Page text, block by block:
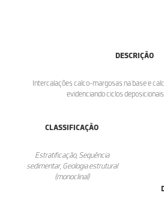
DESCRIÇÃO
Intercalações calco-margosas na base e
evidenciando ciclos
CLASSIFICAÇÃO
Estratificação, Sequência
sedimentar, Geologia estrutural
(monoclinal)